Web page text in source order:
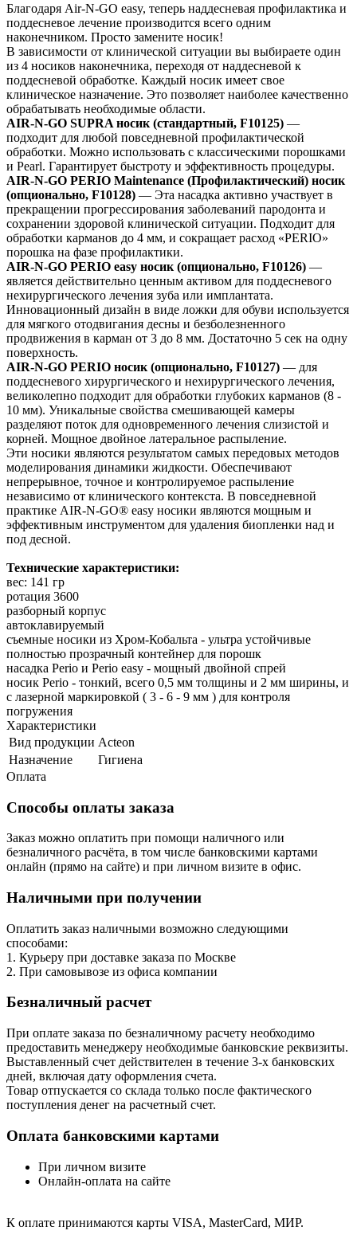
Благодаря Air-N-GO easy, теперь наддесневая профилактика и
поддесневое лечение производится всего одним
наконечником. Просто замените носик!
В зависимости от клинической ситуации вы выбираете один
из 4 носиков наконечника, переходя от наддесневой к
поддесневой обработке. Каждый носик имеет свое
клиническое назначение. Это позволяет наиболее качественно
обрабатывать необходимые области.
AIR-N-GO SUPRA носик (стандартный, F10125) —
подходит для любой повседневной профилактической
обработки. Можно использовать с классическими порошками
и Pearl. Гарантирует быстроту и эффективность процедуры.
AIR-N-GO PERIO Maintenance (Профилактический) носик
(опционально, F10128) — Эта насадка активно участвует в
прекращении прогрессирования заболеваний пародонта и
сохранении здоровой клинической ситуации. Подходит для
обработки карманов до 4 мм, и сокращает расход «PERIO»
порошка на фазе профилактики.
AIR-N-GO PERIO easy носик (опционально, F10126) —
является действительно ценным активом для поддесневого
нехирургического лечения зуба или имплантата.
Инновационный дизайн в виде ложки для обуви используется
для мягкого отодвигания десны и безболезненного
продвижения в карман от 3 до 8 мм. Достаточно 5 сек на одну
поверхность.
AIR-N-GO PERIO носик (опционально, F10127) — для
поддесневого хирургического и нехирургического лечения,
великолепно подходит для обработки глубоких карманов (8 -
10 мм). Уникальные свойства смешивающей камеры
разделяют поток для одновременного лечения слизистой и
корней. Мощное двойное латеральное распыление.
Эти носики являются результатом самых передовых методов
моделирования динамики жидкости. Обеспечивают
непрерывное, точное и контролируемое распыление
независимо от клинического контекста. В повседневной
практике AIR-N-GO® easy носики являются мощным и
эффективным инструментом для удаления биопленки над и
под десной.
Технические характеристики:
вес: 141 гр
ротация 3600
разборный корпус
автоклавируемый
съемные носики из Хром-Кобальта - ультра устойчивые
полностью прозрачный контейнер для порошк
насадка Perio и Perio easy - мощный двойной спрей
носик Perio - тонкий, всего 0,5 мм толщины и 2 мм ширины, и
с лазерной маркировкой ( 3 - 6 - 9 мм ) для контроля
погружения
Характеристики
Вид продукции Acteon
Назначение
Гигиена
Оплата
Способы оплаты заказа
Заказ можно оплатить при помощи наличного или
безналичного расчёта, в том числе банковскими картами
онлайн (прямо на сайте) и при личном визите в офис.
Наличными при получении
Оплатить заказ наличными возможно следующими
способами:
1. Курьеру при доставке заказа по Москве
2. При самовывозе из офиса компании
Безналичный расчет
При оплате заказа по безналичному расчету необходимо
предоставить менеджеру необходимые банковские реквизиты.
Выставленный счет действителен в течение 3-х банковских
дней, включая дату оформления cчета.
Товар отпускается со склада только после фактического
поступления денег на расчетный счет.
Оплата банковскими картами
При личном визите
Онлайн-оплата на сайте
К оплате принимаются карты VISA, MasterCard, МИР.